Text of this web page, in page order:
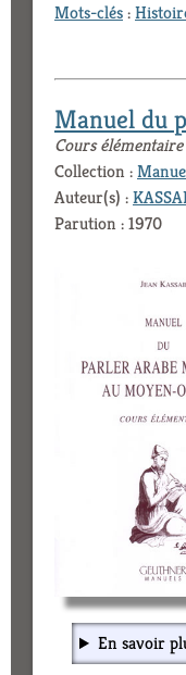
Mots-clés:
Manuel du
Cours élémentaire
Collection :
Auteur(s) :
Parution : 1970
En savoir